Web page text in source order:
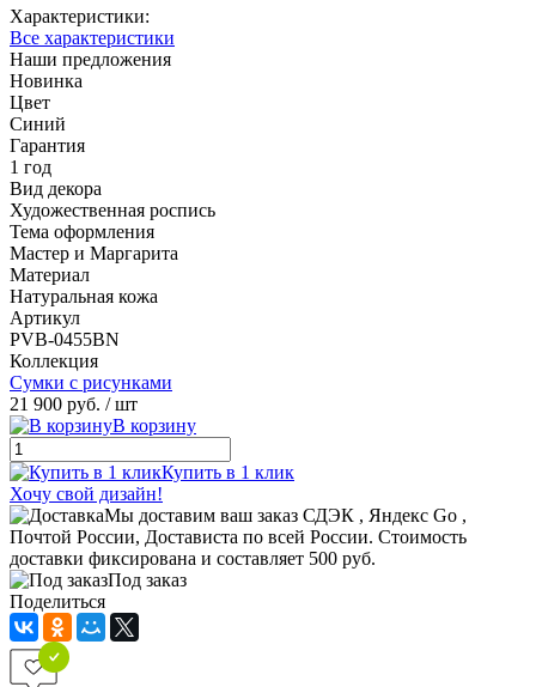
Характеристики:
Все характеристики
Наши предложения
Новинка
Цвет
Синий
Гарантия
1 год
Вид декора
Художественная роспись
Тема оформления
Мастер и Маргарита
Материал
Натуральная кожа
Артикул
PVB-0455BN
Коллекция
Сумки с рисунками
21 900 руб. / шт
В корзину
Купить в 1 клик
Хочу свой дизайн!
Мы доставим ваш заказ СДЭК , Яндекс Go ,
Почтой России, Достависта по всей России. Стоимость
доставки фиксирована и составляет 500 руб.
Под заказ
Поделиться